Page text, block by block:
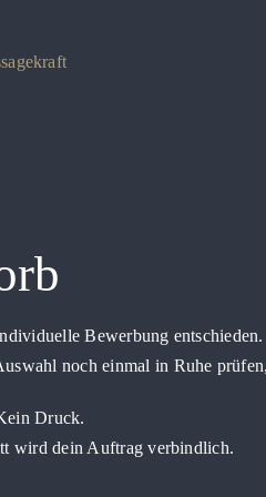
Bewerbung entschieden.
noch einmal in Ruhe
Druck.
wird dein Auftrag verbindlich.